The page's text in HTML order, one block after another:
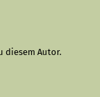
diesem Autor.